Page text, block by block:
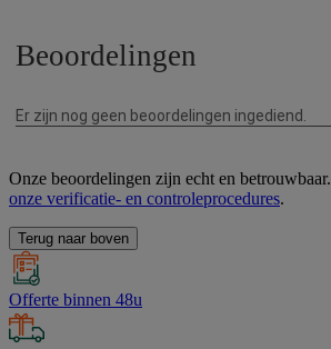
Onze beoordelingen zijn echt en betrouwbaar.
onze verificatie- en controleprocedures.
Terug naar boven
Offerte binnen 48u